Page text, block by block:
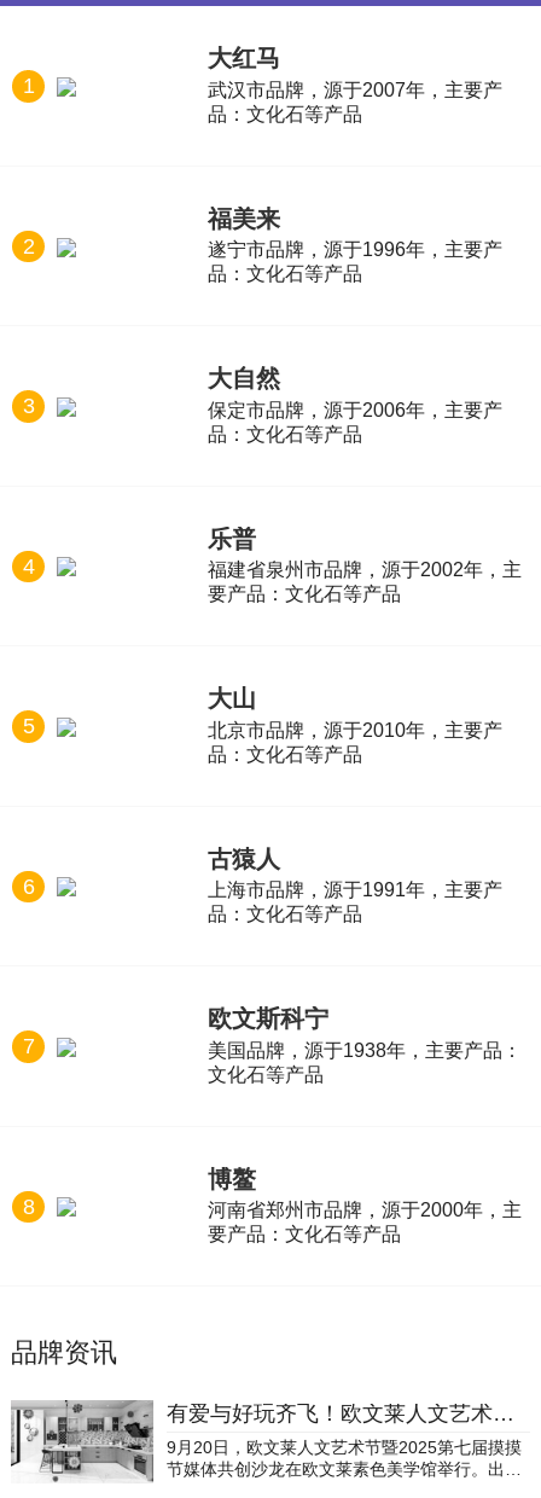
1
大红马
武汉市品牌，源于2007年，主要产
品：文化石等产品
2
福美来
遂宁市品牌，源于1996年，主要产
品：文化石等产品
3
大自然
保定市品牌，源于2006年，主要产
品：文化石等产品
4
乐普
福建省泉州市品牌，源于2002年，主
要产品：文化石等产品
5
大山
北京市品牌，源于2010年，主要产
品：文化石等产品
6
古猿人
上海市品牌，源于1991年，主要产
品：文化石等产品
7
欧文斯科宁
美国品牌，源于1938年，主要产品：
文化石等产品
8
博鳌
河南省郑州市品牌，源于2000年，主
要产品：文化石等产品
品牌资讯
有爱与好玩齐飞！欧文莱人文艺术节暨第七届摸摸节媒体共创沙龙
9月20日，欧文莱人文艺术节暨2025第七届摸摸
节媒体共创沙龙在欧文莱素色美学馆举行。出席